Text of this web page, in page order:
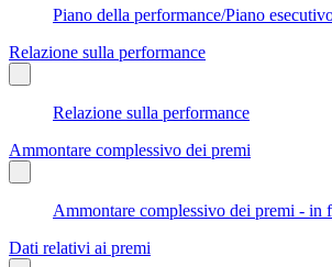
Piano della performance/Piano
Relazione sulla performance
Relazione sulla performance
Ammontare complessivo dei premi
Ammontare complessivo dei premi - in
Dati relativi ai premi